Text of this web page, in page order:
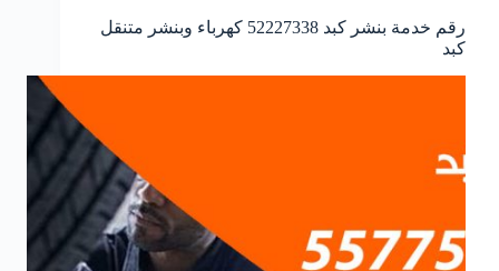
رقم خدمة بنشر كبد 52227338 كهرباء وبنشر متنقل
كبد